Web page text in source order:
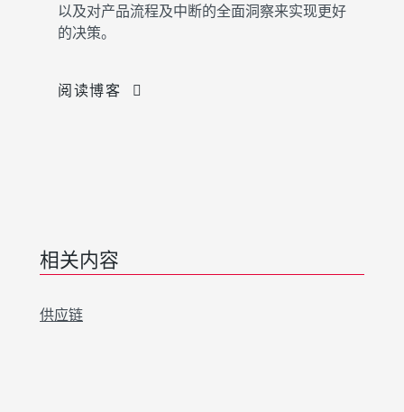
以及对产品流程及中断的全面洞察来实现更好
的决策。
阅读博客
相关内容
供应链